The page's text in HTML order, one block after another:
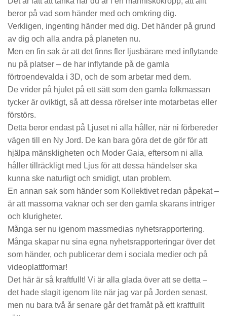
beror på vad som händer med och omkring dig.
Verkligen, ingenting händer med dig. Det händer på grund
av dig och alla andra på planeten nu.
Men en fin sak är att det finns fler ljusbärare med inflytande
nu på platser – de har inflytande på de gamla
förtroendevalda i 3D, och de som arbetar med dem.
De vrider på hjulet på ett sätt som den gamla folkmassan
tycker är oviktigt, så att dessa rörelser inte motarbetas eller
förstörs.
Detta beror endast på Ljuset ni alla håller, när ni förbereder
vägen till en Ny Jord. De kan bara göra det de gör för att
hjälpa mänskligheten och Moder Gaia, eftersom ni alla
håller tillräckligt med Ljus för att dessa händelser ska
kunna ske naturligt och smidigt, utan problem.
En annan sak som händer som Kollektivet redan påpekat –
är att massorna vaknar och ser den gamla skarans intriger
och klurigheter.
Många ser nu igenom massmedias nyhetsrapportering.
Många skapar nu sina egna nyhetsrapporteringar över det
som händer, och publicerar dem i sociala medier och på
videoplattformar!
Det här är så kraftfullt! Vi är alla glada över att se detta –
det hade slagit igenom lite när jag var på Jorden senast,
men nu bara två år senare går det framåt på ett kraftfullt